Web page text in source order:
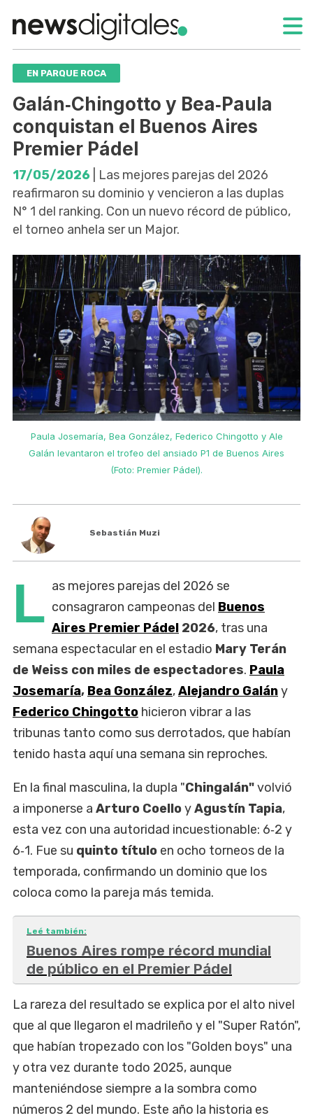
EN PARQUE ROCA
Galán‑Chingotto y Bea‑Paula
conquistan el Buenos Aires
Premier Pádel
17/05/2026 | Las mejores parejas del 2026
reafirmaron su dominio y vencieron a las duplas
N° 1 del ranking. Con un nuevo récord de público,
el torneo anhela ser un Major.
Paula Josemaría, Bea González, Federico Chingotto y Ale
Galán levantaron el trofeo del ansiado P1 de Buenos Aires
(Foto: Premier Pádel).
Sebastián Muzi
L as mejores parejas del 2026 se
consagraron campeonas del Buenos
Aires Premier Pádel 2026, tras una
semana espectacular en el estadio Mary Terán
de Weiss con miles de espectadores. Paula
Josemaría, Bea González,Alejandro Galány
Federico Chingotto hicieron vibrar a las
tribunas tanto como sus derrotados, que habían
tenido hasta aquí una semana sin reproches.
En la final masculina, la dupla "Chingalán"volvió
a imponerse a Arturo CoelloyAgustín Tapia,
esta vez con una autoridad incuestionable: 6‑2 y
6‑1. Fue su quinto título en ocho torneos de la
temporada, confirmando un dominio que los
coloca como la pareja más temida.
Leé también:
Buenos Aires rompe récord mundial
de público en el Premier Pádel
La rareza del resultado se explica por el alto nivel
que al que llegaron el madrileño y el "Super Ratón",
que habían tropezado con los "Golden boys" una
y otra vez durante todo 2025, aunque
manteniéndose siempre a la sombra como
números 2 del mundo. Este año la historia es